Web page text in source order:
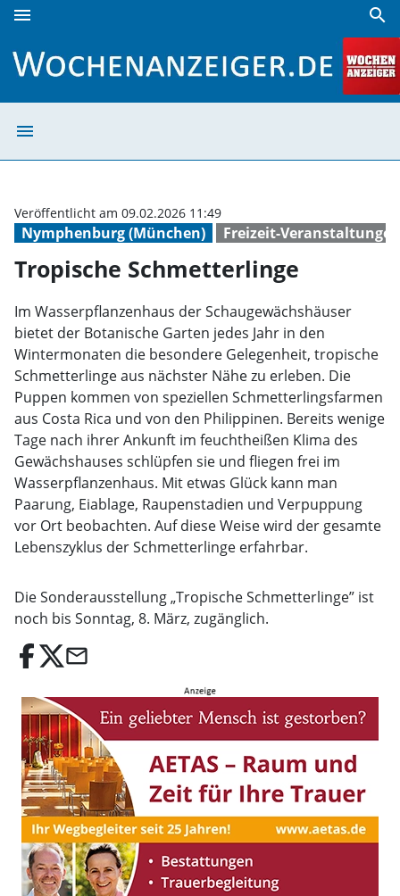
menu search
menu
Nymphenburg (München) Freizeit-Veranstaltungen
Veröffentlicht am 09.02.2026 11:49
Tropische Schmetterlinge
Im Wasserpflanzenhaus der Schaugewächshäuser
bietet der Botanische Garten jedes Jahr in den
Wintermonaten die besondere Gelegenheit, tropische
Schmetterlinge aus nächster Nähe zu erleben. Die
Puppen kommen von speziellen Schmetterlingsfarmen
aus Costa Rica und von den Philippinen. Bereits wenige
Tage nach ihrer Ankunft im feuchtheißen Klima des
Gewächshauses schlüpfen sie und fliegen frei im
Wasserpflanzenhaus. Mit etwas Glück kann man
Paarung, Eiablage, Raupenstadien und Verpuppung
vor Ort beobachten. Auf diese Weise wird der gesamte
Lebenszyklus der Schmetterlinge erfahrbar.
Die Sonderausstellung „Tropische Schmetterlinge” ist
noch bis Sonntag, 8. März, zugänglich.
email